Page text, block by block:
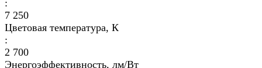
:
7 250
Цветовая температура, К
:
2 700
Энергоэффективность, лм/Вт